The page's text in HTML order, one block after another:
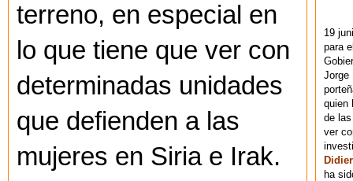
terreno, en especial en
lo que tiene que ver con
determinadas unidades
que defienden a las
mujeres en Siria e Irak.
19
para
Jorge
quien
de
ver
Didier
ha